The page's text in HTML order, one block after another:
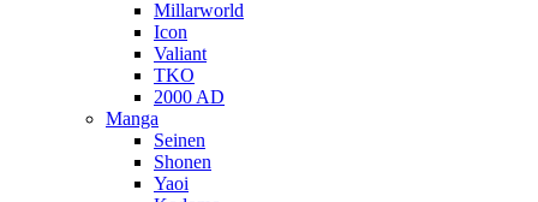
Millarworld
Icon
Valiant
TKO
2000 AD
Manga
Seinen
Shonen
Yaoi